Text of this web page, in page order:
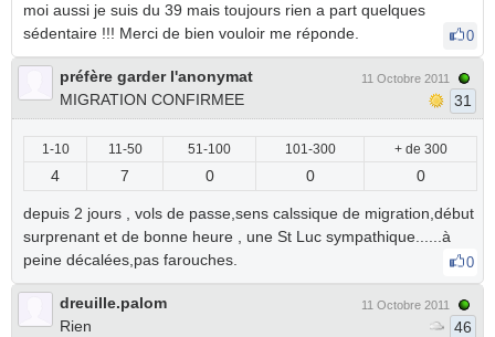
moi aussi je suis du 39 mais toujours rien a part quelques
sédentaire !!! Merci de bien vouloir me réponde.
0
préfère garder l'anonymat
MIGRATION CONFIRMEE
11 Octobre 2011
31
1-10 11-50 51-100 101-300 + de 300
4 7 0 0 0
depuis 2 jours , vols de passe,sens calssique de migration,début
surprenant et de bonne heure , une St Luc sympathique......à
peine décalées,pas farouches.
0
dreuille.palom
Rien
11 Octobre 2011
46